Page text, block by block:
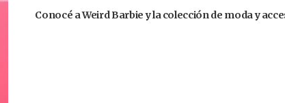
Conocé a Weird Barbie y la colección de moda y